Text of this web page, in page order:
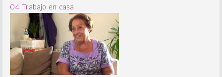
04 Trabajo en casa